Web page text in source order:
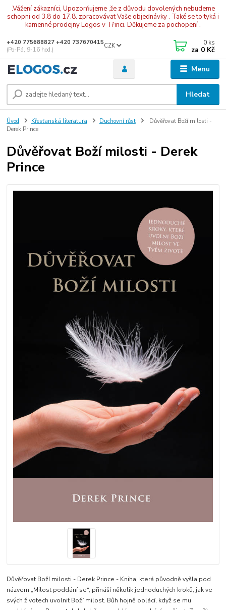
.Vážení zákazníci, Upozorňujeme ,že z důvodu dovolených nebudeme
schopni od 3.8 do 17.8. zpracovávat Vaše objednávky . Také se to tyká i
kamenné prodejny Logos v Třinci. Děkujeme za pochopení .
Menu
CZK
Hledat
+420 775688827 +420 737670415
(Po-Pá, 9-16 hod.)
0 ks
za 0 Kč
Úvod Křesťanská literatura Duchovní růst
Důvěřovat Boží milosti -
Derek Prince
Důvěřovat Boží milosti - Derek
Prince
Důvěřovat Boží milosti - Derek Prince - Kniha, která původně vyšla pod
názvem „Milost poddání se“, přináší několik jednoduchých kroků, jak ve
svých životech uvolnit Boží milost. Bůh hojně oplácí, když se mu